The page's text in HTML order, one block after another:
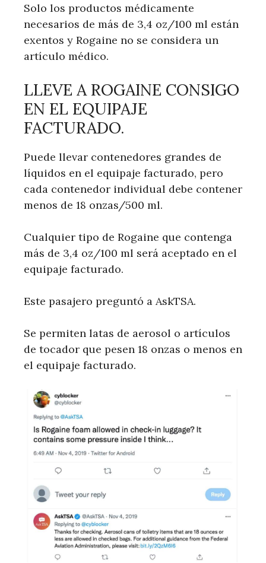
Solo los productos médicamente
necesarios de más de 3,4 oz/100 ml están
exentos y Rogaine no se considera un
artículo médico.
LLEVE A ROGAINE CONSIGO
EN EL EQUIPAJE
FACTURADO.
Puede llevar contenedores grandes de
líquidos en el equipaje facturado, pero
cada contenedor individual debe contener
menos de 18 onzas/500 ml.
Cualquier tipo de Rogaine que contenga
más de 3,4 oz/100 ml será aceptado en el
equipaje facturado.
Este pasajero preguntó a AskTSA.
Se permiten latas de aerosol o artículos
de tocador que pesen 18 onzas o menos en
el equipaje facturado.